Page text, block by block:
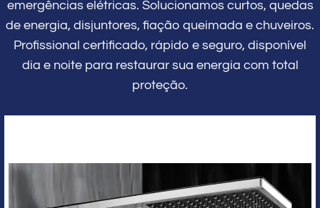
emergências elétricas. Solucionamos curtos, quedas
de energia, disjuntores, fiação queimada e chuveiros.
Profissional certificado, rápido e seguro, disponível
dia e noite para restaurar sua energia com total
proteção.